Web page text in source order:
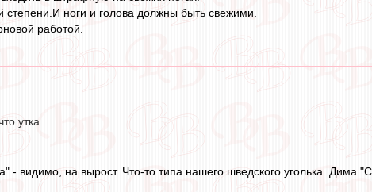
ноги и голова должны быть свежими.
работой.
утка
- видимо, на вырост. Что-то типа нашего шведского уголька. Дима